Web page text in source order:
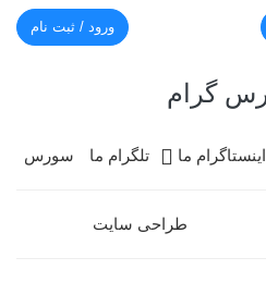
ورود / ثبت نام
اینستاگرام ما تلگرام ما سورس
طراحی سایت